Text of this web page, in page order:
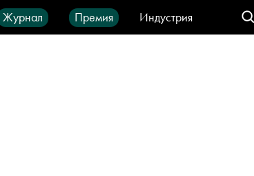
Журнал Премия
Индустрия
Город IT-продукты